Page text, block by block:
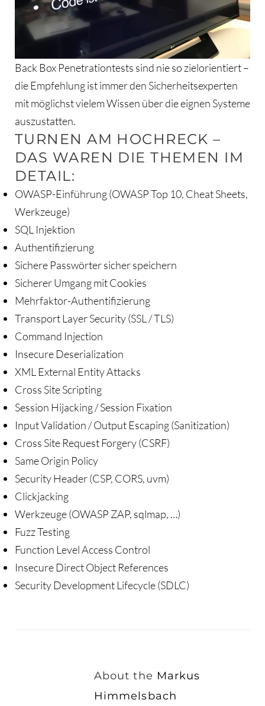
Back Box Penetrationtests sind nie so zielorientiert –
die Empfehlung ist immer den Sicherheitsexperten
mit möglichst vielem Wissen über die eignen Systeme
auszustatten.
TURNEN AM HOCHRECK –
DAS WAREN DIE THEMEN IM
DETAIL:
OWASP-Einführung (OWASP Top 10, Cheat Sheets,
Werkzeuge)
SQL Injektion
Authentifizierung
Sichere Passwörter sicher speichern
Sicherer Umgang mit Cookies
Mehrfaktor-Authentifizierung
Transport Layer Security (SSL / TLS)
Command Injection
Insecure Deserialization
XML External Entity Attacks
Cross Site Scripting
Session Hijacking / Session Fixation
Input Validation / Output Escaping (Sanitization)
Cross Site Request Forgery (CSRF)
Same Origin Policy
Security Header (CSP, CORS, uvm)
Clickjacking
Werkzeuge (OWASP ZAP, sqlmap, …)
Fuzz Testing
Function Level Access Control
Insecure Direct Object References
Security Development Lifecycle (SDLC)
About the Markus
Himmelsbach